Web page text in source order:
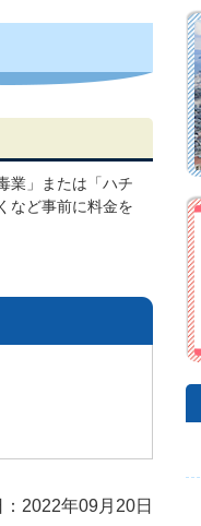
業」または「ハチ
など事前に料金を
2022年09月20日